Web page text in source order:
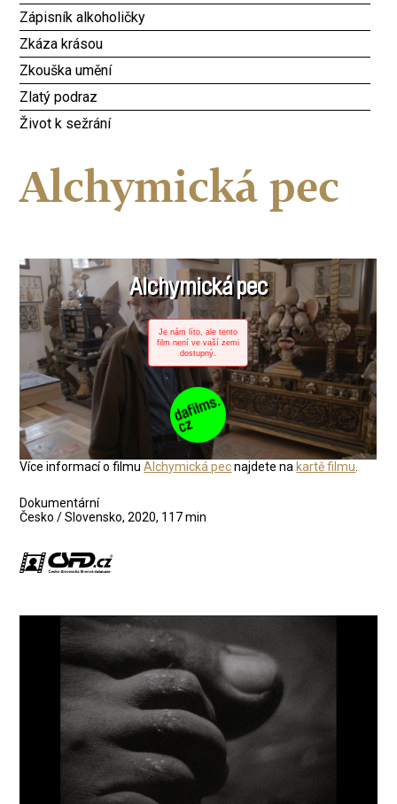
Zápisník alkoholičky
Zkáza krásou
Zkouška umění
Zlatý podraz
Život k sežrání
Alchymická pec
Více informací o filmuAlchymická pecnajdete na kartě filmu
Dokumentární
Česko / Slovensko, 2020, 117 min